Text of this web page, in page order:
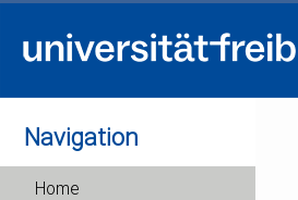
Navigation
Home